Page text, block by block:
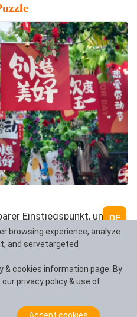
Einstiegspunkt, um die
Shanghai zu verstehen,
werden, um
zu verbinden.
Route: Tianzifang
Shikumen
DE
browsing experience, analyze
and servetargeted
& cookies information page. By
privacy policy & use of